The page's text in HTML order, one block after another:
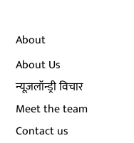
About
About Us
न्यूज़लॉन्ड्री विचार
Meet the team
Contact us